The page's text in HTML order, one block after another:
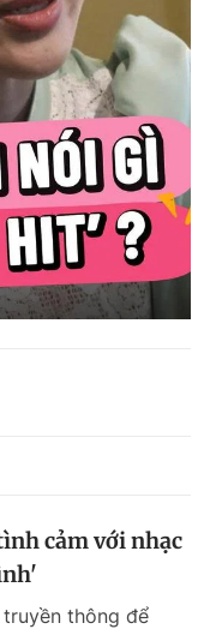
cảm với nhạc
thông để